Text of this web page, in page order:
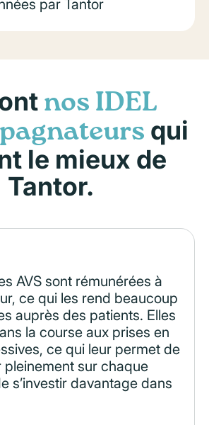
par Tantor
nos IDEL
qui
le mieux de
Tantor.
AVS sont rémunérées à
ce qui les rend beaucoup
auprès des patients. Elles
la course aux prises en
ce qui leur permet de
pleinement sur chaque
s’investir davantage dans